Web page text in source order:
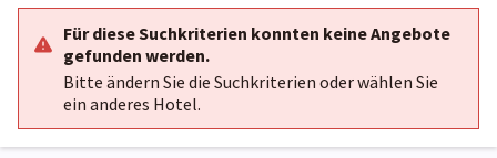
Für diese Suchkriterien konnten keine Angebote
gefunden werden.
Bitte ändern Sie die Suchkriterien oder wählen Sie
ein anderes Hotel.